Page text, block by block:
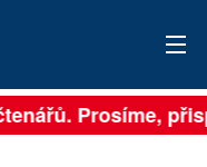
Prosíme,